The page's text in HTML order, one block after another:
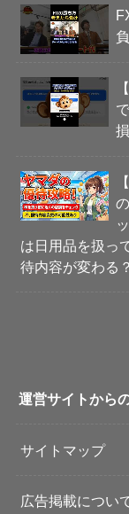
は日用品を扱っ
待内容が変わる？
運営サイトから
サイトマップ
広告掲載につい